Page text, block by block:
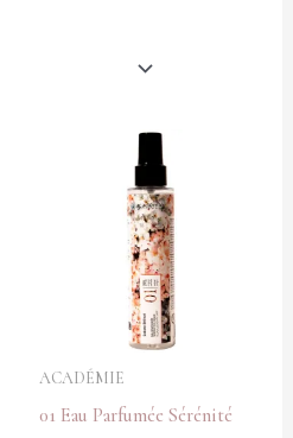
ACADÉMIE
01 Eau Parfumée Sérénité